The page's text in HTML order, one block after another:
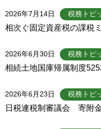
2026年7月14日 税務トピ
相次ぐ固定資産税の課税
2026年6月30日 税務トピ
相続土地国庫帰属制度
2026年6月23日 税務トピ
日税連税制審議会 寄附